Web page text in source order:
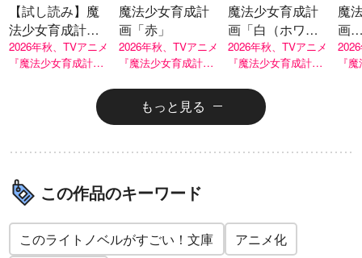
【試し読み】魔
法少女育成計画
F2P
2026年秋、TVアニメ
『魔法少女育成計画
魔法少女育成計
画「赤」
2026年秋、TVアニメ
『魔法少女育成計画
魔法少女育成計
画「白（ホワイ
ト）」
2026年秋、TVアニメ
『魔法少女育成計画
魔
画
）
『
もっと見る
この作品のキーワード
このライトノベルがすごい！文庫
アニメ化